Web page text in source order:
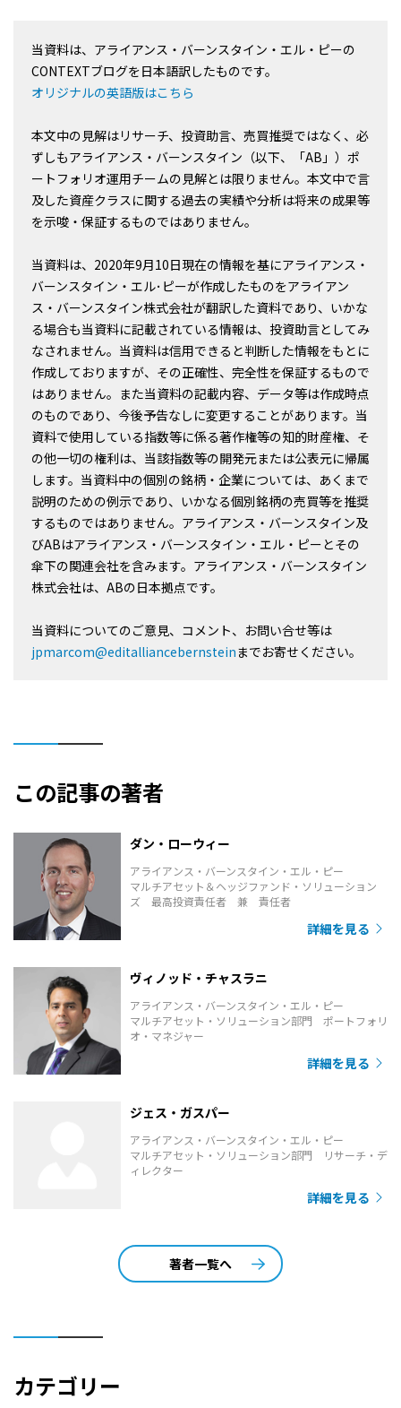
当資料は、アライアンス・バーンスタイン・エル・ピーの
CONTEXTブログを日本語訳したものです。
オリジナルの英語版はこちら
本文中の見解はリサーチ、投資助言、売買推奨ではなく、必
ずしもアライアンス・バーンスタイン（以下、「AB」）ポ
ートフォリオ運用チームの見解とは限りません。本文中で言
及した資産クラスに関する過去の実績や分析は将来の成果等
を示唆・保証するものではありません。
当資料は、2020年9月10日現在の情報を基にアライアンス・
バーンスタイン・エル･ピーが作成したものをアライアン
ス・バーンスタイン株式会社が翻訳した資料であり、いかな
る場合も当資料に記載されている情報は、投資助言としてみ
なされません。当資料は信用できると判断した情報をもとに
作成しておりますが、その正確性、完全性を保証するもので
はありません。また当資料の記載内容、データ等は作成時点
のものであり、今後予告なしに変更することがあります。当
資料で使用している指数等に係る著作権等の知的財産権、そ
の他一切の権利は、当該指数等の開発元または公表元に帰属
します。当資料中の個別の銘柄・企業については、あくまで
説明のための例示であり、いかなる個別銘柄の売買等を推奨
するものではありません。アライアンス・バーンスタイン及
びABはアライアンス・バーンスタイン・エル・ピーとその
傘下の関連会社を含みます。アライアンス・バーンスタイン
株式会社は、ABの日本拠点です。
当資料についてのご意見、コメント、お問い合せ等は
jpmarcom@editalliancebernsteinまでお寄せください。
この記事の著者
ダン・ローウィー
アライアンス・バーンスタイン・エル・ピー
マルチアセット＆ヘッジファンド・ソリューション
ズ 最高投資責任者 兼 責任者
詳細を見る
ヴィノッド・チャスラニ
アライアンス・バーンスタイン・エル・ピー
マルチアセット・ソリューション部門 ポートフォリ
オ・マネジャー
詳細を見る
ジェス・ガスパー
アライアンス・バーンスタイン・エル・ピー
マルチアセット・ソリューション部門 リサーチ・デ
ィレクター
詳細を見る
著者一覧へ
カテゴリー